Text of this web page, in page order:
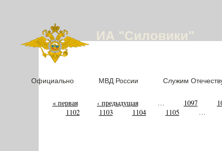
ИА "Силовики"
Официально МВД России Служим
« первая ‹ предыдущая … 1097
1102
1103 1104 1105 …